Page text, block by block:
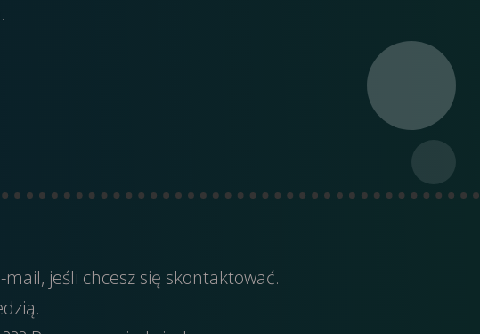
jeśli chcesz się skontaktować.